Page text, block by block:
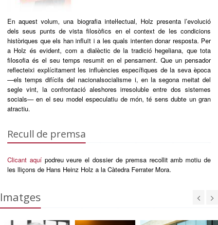
En aquest volum, una biografia inteŀlectual, Holz presenta l’evolució
dels seus punts de vista filosòfics en el context de les condicions
històriques que els han influït i a les quals intenten donar resposta. Per
a Holz és evident, com a dialèctic de la tradició hegeliana, que tota
filosofia és el seu temps resumit en el pensament. Que un pensador
reflecteixi explícitament les influències específiques de la seva època
—els temps difícils del nacionalsocialisme i, en la segona meitat del
segle vint, la confrontació aleshores irresoluble entre dos sistemes
socials— en el seu model especulatiu de món, té sens dubte un gran
atractiu.
Recull de premsa
Clicant aquípodreu veure el dossier de premsa recollit amb motiu de
les lliçons de Hans Heinz Holz a la Càtedra Ferrater Mora.
Imatges